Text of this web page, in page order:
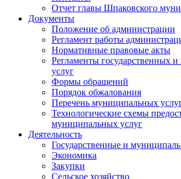
Отчет главы Шпаковского
Документы
Положение об администрации
Регламент работы
Нормативные правовые акты
Регламенты государственных
услуг
Формы обращений
Порядок обжалования
Перечень муниципальных
Технологические схемы
муниципальных услуг
Деятельность
Государственные и
Экономика
Закупки
Сельское хозяйство